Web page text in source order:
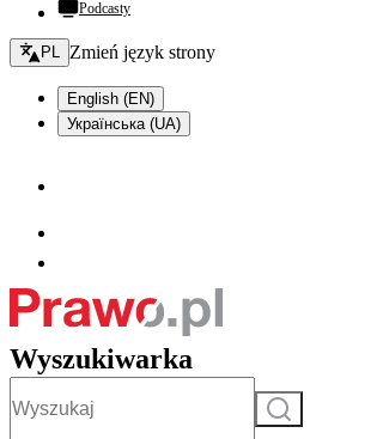
Podcasty
Zmień język - bieżący:
PL Zmień język strony
English (EN)
Українська (UA)
Wyszukiwarka
Szukaj